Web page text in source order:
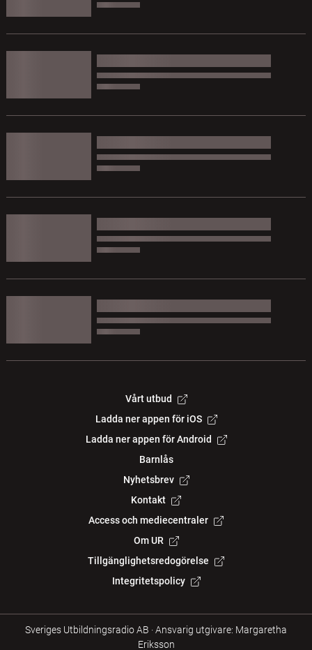
Vårt utbud
Ladda ner appen för iOS
Ladda ner appen för Android
Barnlås
Nyhetsbrev
Kontakt
Access och mediecentraler
Om UR
Tillgänglighetsredogörelse
Integritetspolicy
Sveriges Utbildningsradio AB ·Ansvarig utgivare: Margaretha
Eriksson